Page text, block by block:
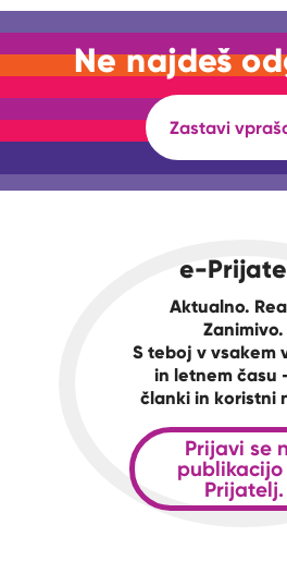
Ne najdeš
Zastavi
e-
Aktualno.
Zanimivo.
S teboj v vsakem
in letnem času
članki in koristni
Prijavi se
Prijatelj.